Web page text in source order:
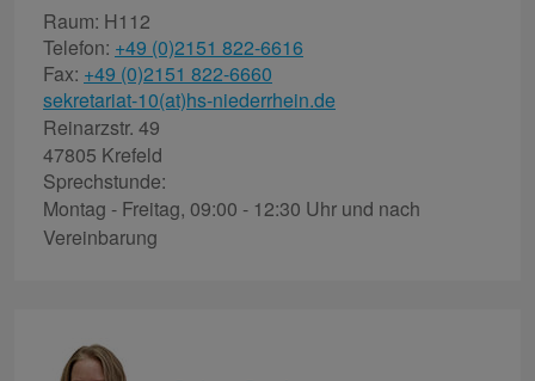
Raum: H112
Telefon: +49 (0)2151 822-6616
Fax: +49 (0)2151 822-6660
sekretariat-10(at)hs-niederrhein.de
Reinarzstr. 49
47805 Krefeld
Sprechstunde:
Montag - Freitag, 09:00 - 12:30 Uhr und nach
Vereinbarung